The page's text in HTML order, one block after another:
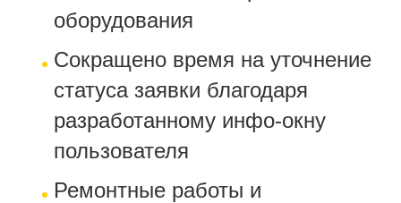
оборудования
Сокращено время на уточнение
статуса заявки благодаря
разработанному инфо-окну
пользователя
Ремонтные работы и